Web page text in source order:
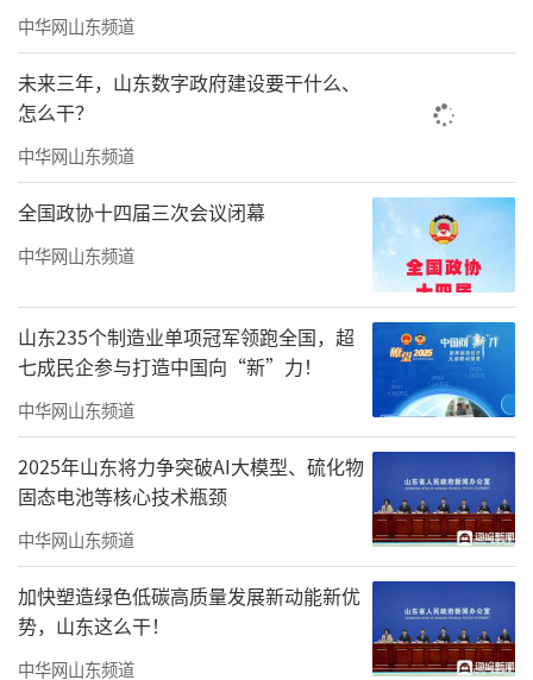
类产品，可有效平滑季节性波动，构建“全年
无淡季”的跨品类产品组合，巩固市场地位并
开辟新的增长极。
青岛啤酒表示，通过本次股权收购，将进
一步拓宽公司产品和业务领域，增强公司可持
续发展能力，推动公司高质量发展，符合公司
的长远发展及全体股东的利益。
分析人士指出，青岛啤酒此次收购是头部
酒企布局多元赛道的又一案例。近年来，白
酒、啤酒、黄酒等细分品类企业纷纷通过并
购、联名等方式拓展边界，以应对消费需求多
元化趋势。青岛啤酒依托即墨黄酒的区域文化I
P与产品特色，有望在黄酒高端化、年轻化转型
中抢占先机，同时为自身业绩增长开辟第二曲
线。
中华网山东频道
未来三年，山东数字政府建设要干什么、
怎么干？
中华网山东频道
全国政协十四届三次会议闭幕
中华网山东频道
山东235个制造业单项冠军领跑全国，超
七成民企参与打造中国向“新”力！
中华网山东频道
2025年山东将力争突破AI大模型、硫化物
固态电池等核心技术瓶颈
中华网山东频道
加快塑造绿色低碳高质量发展新动能新优
势，山东这么干！
中华网山东频道